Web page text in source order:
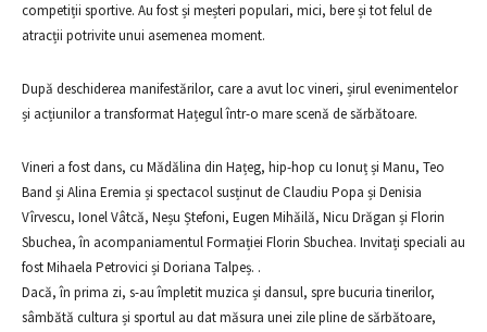
competiții sportive. Au fost și meșteri populari, mici, bere și tot felul de
atracții potrivite unui asemenea moment.
După deschiderea manifestărilor, care a avut loc vineri, șirul evenimentelor
și acțiunilor a transformat Hațegul într-o mare scenă de sărbătoare.
Vineri a fost dans, cu Mădălina din Hațeg, hip-hop cu Ionuț și Manu, Teo
Band și Alina Eremia și spectacol susținut de Claudiu Popa și Denisia
Vîrvescu, Ionel Vâtcă, Neșu Ștefoni, Eugen Mihăilă, Nicu Drăgan și Florin
Sbuchea, în acompaniamentul Formației Florin Sbuchea. Invitați speciali au
fost Mihaela Petrovici și Doriana Talpeș. .
Dacă, în prima zi, s-au împletit muzica și dansul, spre bucuria tinerilor,
sâmbătă cultura și sportul au dat măsura unei zile pline de sărbătoare,